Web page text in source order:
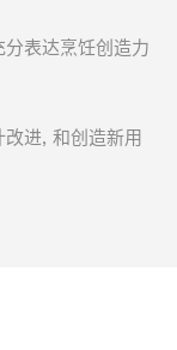
表达烹饪创造力
进, 和创造新用